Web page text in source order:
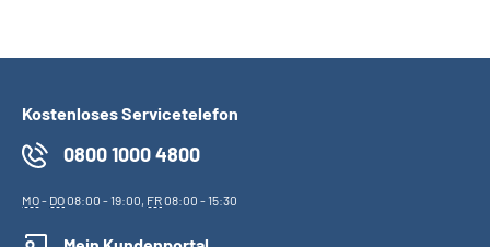
Kostenloses Servicetelefon
0800 1000 4800
MO- DO08:00 - 19:00, FR08:00 - 15:30